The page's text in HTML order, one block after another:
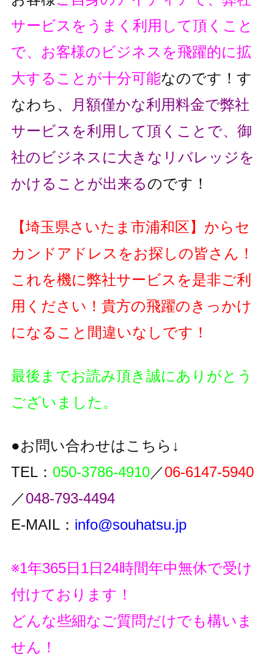
サービスをうまく利用して頂くこと
で、 お客様のビジネスを飛躍的に拡
大することが十分可能なのです！ す
なわち、
月額僅かな利用料金で弊社
サービスを利用して頂くことで、 御
社のビジネスに大きなリバレッジを
かけることが出来るのです！
【埼玉県さいたま市浦和区】 からセ
カンドアドレスをお探しの皆さん！
これを機に弊社サービスを是非ご利
用ください！貴方の飛躍のきっかけ
になること間違いなしです！
最後までお読み頂き誠にありがとう
ございました。
●お問い合わせはこちら↓
TEL： 050-3786-4910／06-6147-5940
／048-793-4494
E-MAIL： info@souhatsu.jp
※1年365日1日24時間年中無休で受け
付けております！
どんな些細なご質問だけでも構いま
せん！